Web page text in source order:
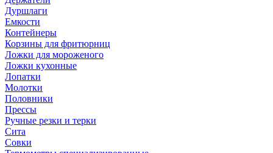
Дуршлаги
Емкости
Контейнеры
Корзины для фритюрниц
Ложки для мороженого
Ложки кухонные
Лопатки
Молотки
Половники
Прессы
Ручные резки и терки
Сита
Совки